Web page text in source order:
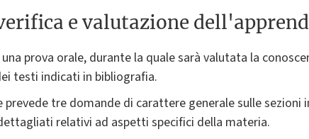
e valutazione
prova orale, durante la quale sarà valutata la
testi indicati in bibliografia.
prevede tre domande di carattere generale sulle
relativi ad aspetti specifici della materia.